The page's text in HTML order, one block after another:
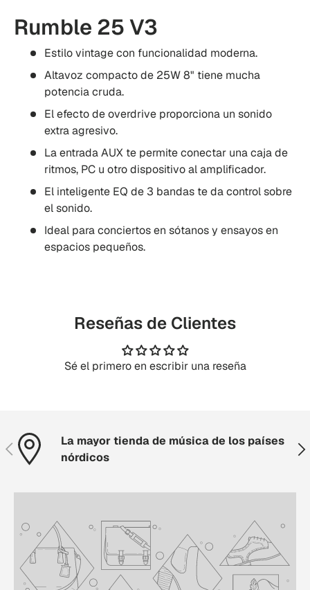
Rumble 25 V3
Estilo vintage con funcionalidad moderna.
Altavoz compacto de 25W 8" tiene mucha
potencia cruda.
El efecto de overdrive proporciona un sonido
extra agresivo.
La entrada AUX te permite conectar una caja de
ritmos, PC u otro dispositivo al amplificador.
El inteligente EQ de 3 bandas te da control sobre
el sonido.
Ideal para conciertos en sótanos y ensayos en
espacios pequeños.
Reseñas de Clientes
Sé el primero en escribir una reseña
Anterior
La mayor tienda de música de los países
nórdicos